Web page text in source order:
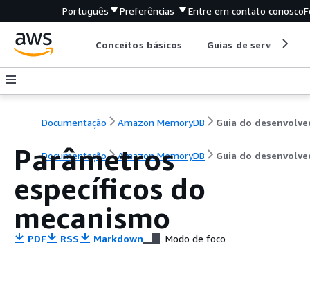
Português Preferências Entre em contato conosco
Conceitos básicos Guias de serviço
Documentação Amazon MemoryDB
Documentação Amazon MemoryDB Guia do
Parâmetros
específicos do
mecanismo
PDF RSS Markdown Modo de foco